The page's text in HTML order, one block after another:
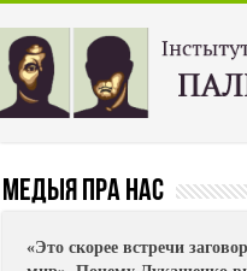
Медыя пра нас
«Это скорее встречи